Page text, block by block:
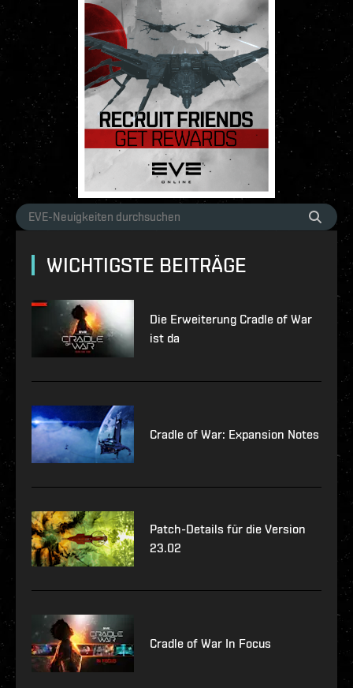
WICHTIGSTE BEITRÄGE
Die Erweiterung Cradle of War
ist da
Cradle of War: Expansion Notes
Patch-Details für die Version
23.02
Cradle of War In Focus